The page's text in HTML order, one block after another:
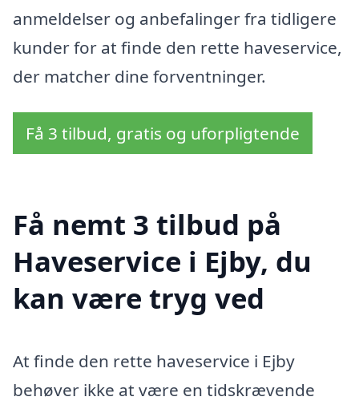
anmeldelser og anbefalinger fra tidligere
kunder for at finde den rette haveservice,
der matcher dine forventninger.
Få 3 tilbud, gratis og uforpligtende
Få nemt 3 tilbud på
Haveservice i Ejby, du
kan være tryg ved
At finde den rette haveservice i Ejby
behøver ikke at være en tidskrævende